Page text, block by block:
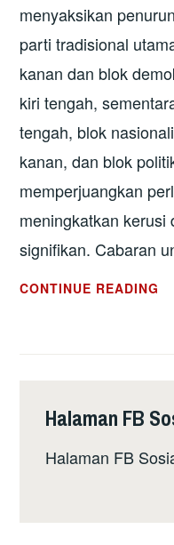
menyaksikan
parti tradisional
kanan dan blok
kiri tengah,
tengah, blok
kanan, dan blok
memperjuangkan
meningkatkan kerusi
signifikan. Cabaran
CONTINUE READING
Halaman FB
Halaman FB